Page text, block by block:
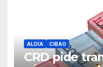
ALDÍA CIBAO
CRD pide